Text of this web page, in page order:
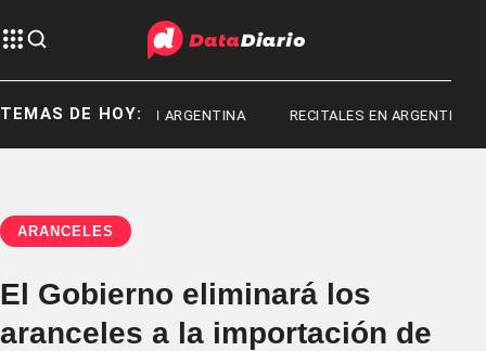
TEMAS DE HOY:
RECITALES EN ARGENTINA RECITALES EN ARGENTINA
ARANCELES
El Gobierno eliminará los
aranceles a la importación de